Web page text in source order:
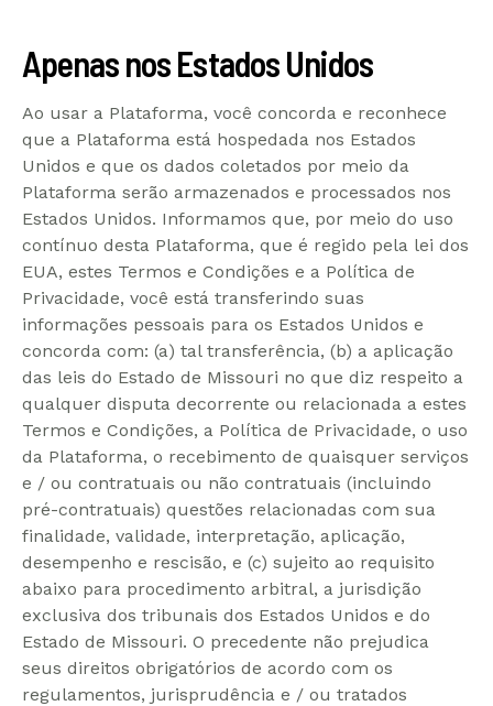
Apenas nos Estados Unidos
Ao usar a Plataforma, você concorda e reconhece
que a Plataforma está hospedada nos Estados
Unidos e que os dados coletados por meio da
Plataforma serão armazenados e processados ​​nos
Estados Unidos. Informamos que, por meio do uso
contínuo desta Plataforma, que é regido pela lei dos
EUA, estes Termos e Condições e a Política de
Privacidade, você está transferindo suas
informações pessoais para os Estados Unidos e
concorda com: (a) tal transferência, (b) a aplicação
das leis do Estado de Missouri no que diz respeito a
qualquer disputa decorrente ou relacionada a estes
Termos e Condições, a Política de Privacidade, o uso
da Plataforma, o recebimento de quaisquer serviços
e / ou contratuais ou não contratuais (incluindo
pré-contratuais) questões relacionadas com sua
finalidade, validade, interpretação, aplicação,
desempenho e rescisão, e (c) sujeito ao requisito
abaixo para procedimento arbitral, a jurisdição
exclusiva dos tribunais dos Estados Unidos e do
Estado de Missouri. O precedente não prejudica
seus direitos obrigatórios de acordo com os
regulamentos, jurisprudência e / ou tratados